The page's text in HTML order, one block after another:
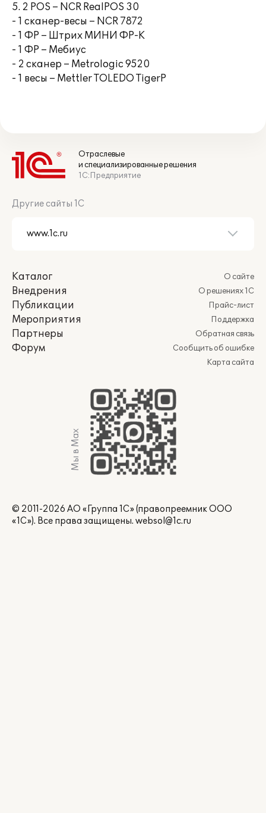
5. 2 POS – NCR RealPOS 30
- 1 сканер-весы – NCR 7872
- 1 ФР – Штрих МИНИ ФР-К
- 1 ФР – Мебиус
- 2 сканер – Metrologic 9520
- 1 весы – Mettler TOLEDO TigerP
Отраслевые
и специализированные решения
1С:Предприятие
Другие сайты 1С
Каталог
Внедрения
Публикации
Мероприятия
Партнеры
Форум
О сайте
О решениях 1С
Прайс-лист
Поддержка
Обратная связь
Сообщить об ошибке
Карта сайта
Мы в Max
© 2011-2026 АО «Группа 1С» (правопреемник ООО
«1С»). Все права защищены. websol@1c.ru